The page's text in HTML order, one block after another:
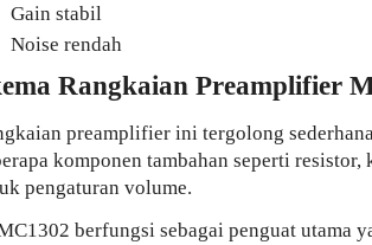
Gain stabil
Noise rendah
Rangkaian Preamplifier
preamplifier ini tergolong
komponen tambahan seperti
pengaturan volume.
berfungsi sebagai penguat utama